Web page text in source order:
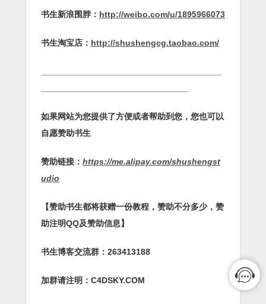
书生新浪围脖： http://weibo.com/u/1895966073
书生淘宝店： http://shushengcg.taobao.com/
如果网站为您提供了方便或者帮助到您，您也可以
自愿赞助书生
赞助链接： https://me.alipay.com/shushengst
udio
【赞助书生都将获赠一份教程，赞助不分多少，赞
助注明QQ及赞助信息】
书生博客交流群：263413188
加群请注明：C4DSKY.COM